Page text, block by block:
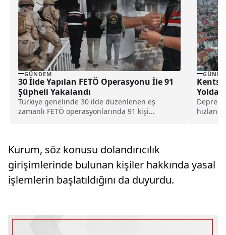
GÜNDEM
30 İlde Yapılan FETÖ Operasyonu İle 91
Şüpheli Yakalandı
Türkiye genelinde 30 ilde düzenlenen eş
zamanlı FETÖ operasyonlarında 91 kişi
Yolda:
Kurum, söz konusu dolandırıcılık
girişimlerinde bulunan kişiler hakkında yasal
işlemlerin başlatıldığını da duyurdu.